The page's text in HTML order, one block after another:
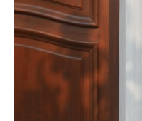
Für Unternehmen
Portrait